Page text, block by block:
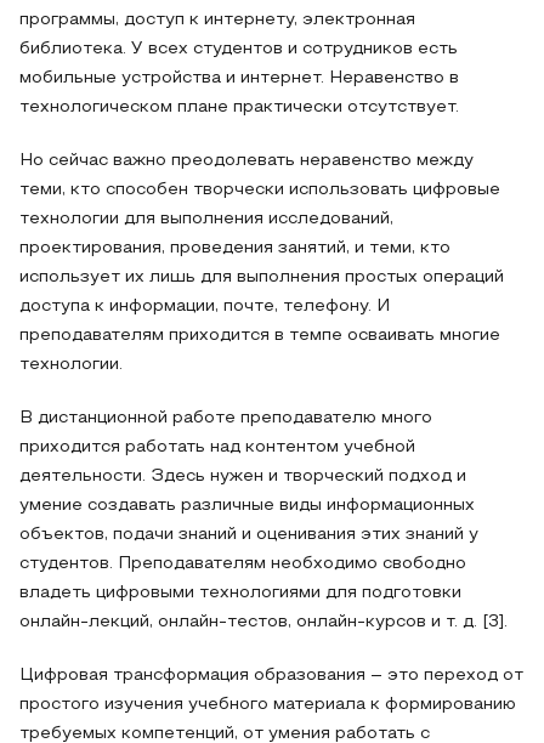
программы, доступ к интернету, электронная
библиотека. У всех студентов и сотрудников есть
мобильные устройства и интернет. Неравенство в
технологическом плане практически отсутствует.
Но сейчас важно преодолевать неравенство между
теми, кто способен творчески использовать цифровые
технологии для выполнения исследований,
проектирования, проведения занятий, и теми, кто
использует их лишь для выполнения простых операций
доступа к информации, почте, телефону. И
преподавателям приходится в темпе осваивать многие
технологии.
В дистанционной работе преподавателю много
приходится работать над контентом учебной
деятельности. Здесь нужен и творческий подход и
умение создавать различные виды информационных
объектов, подачи знаний и оценивания этих знаний у
студентов. Преподавателям необходимо свободно
владеть цифровыми технологиями для подготовки
онлайн-лекций, онлайн-тестов, онлайн-курсов и т. д. [3].
Цифровая трансформация образования – это переход от
простого изучения учебного материала к формированию
требуемых компетенций, от умения работать с